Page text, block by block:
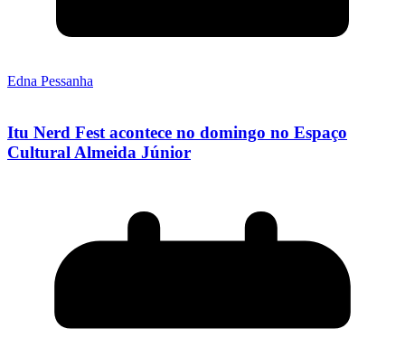
Edna Pessanha
Itu Nerd Fest acontece no domingo no Espaço
Cultural Almeida Júnior